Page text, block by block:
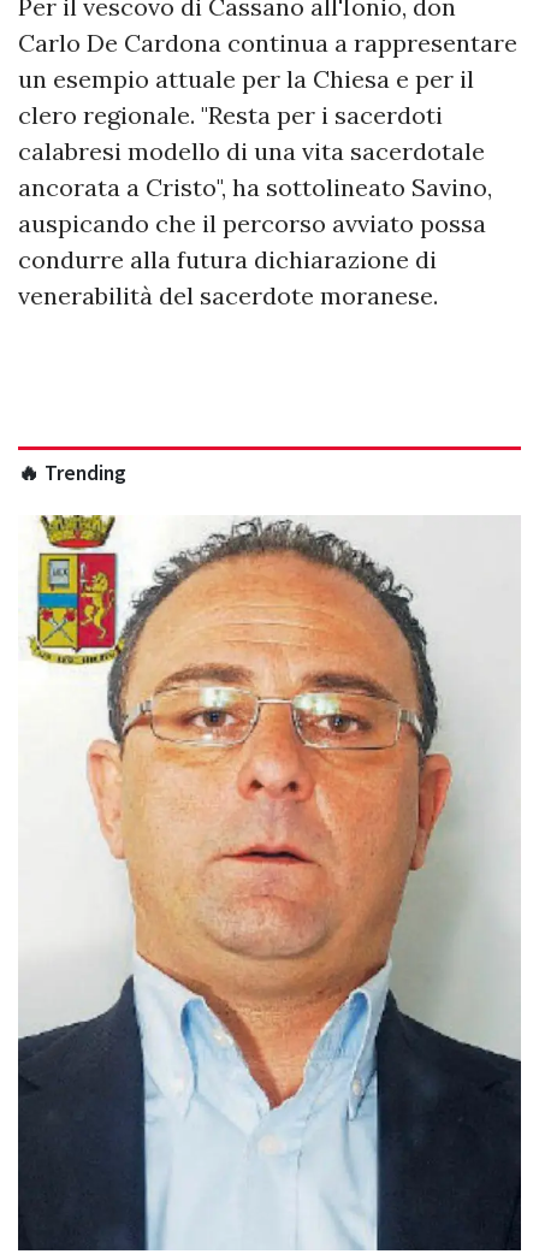
Per il vescovo di Cassano all'Ionio, don
Carlo De Cardona continua a rappresentare
un esempio attuale per la Chiesa e per il
clero regionale. "Resta per i sacerdoti
calabresi modello di una vita sacerdotale
ancorata a Cristo", ha sottolineato Savino,
auspicando che il percorso avviato possa
condurre alla futura dichiarazione di
venerabilità del sacerdote moranese.
🔥 Trending